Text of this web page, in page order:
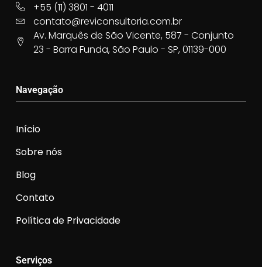
+55 (11) 3801 - 4011
contato@reviconsultoria.com.br
Av. Marquês de São Vicente, 587 - Conjunto
23 - Barra Funda, São Paulo - SP, 01139-000
Navegação
Início
Sobre nós
Blog
Contato
Política de Privacidade
Serviços